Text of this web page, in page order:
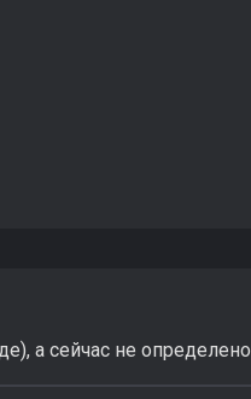
а сейчас не определено